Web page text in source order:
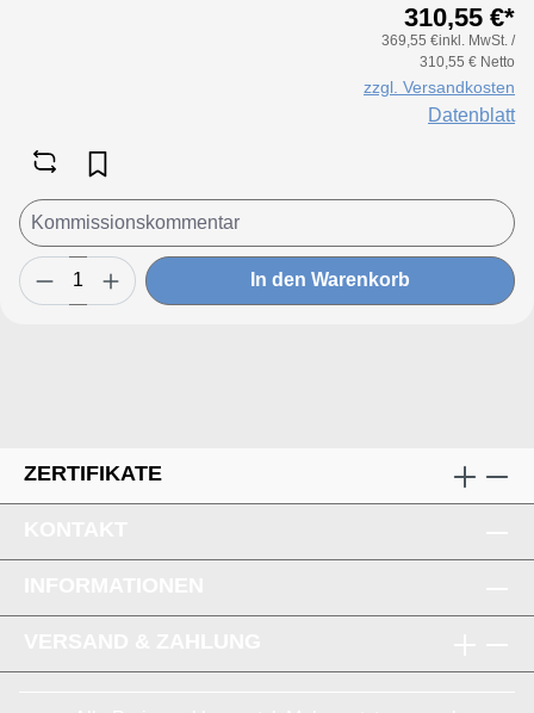
Applikation für größere Luftmenge,
geringeren Druckverlust &
310,55 €*
369,55 €inkl. MwSt. /
310,55 € Netto
zzgl. Versandkosten
Datenblatt
In den Warenkorb
ZERTIFIKATE